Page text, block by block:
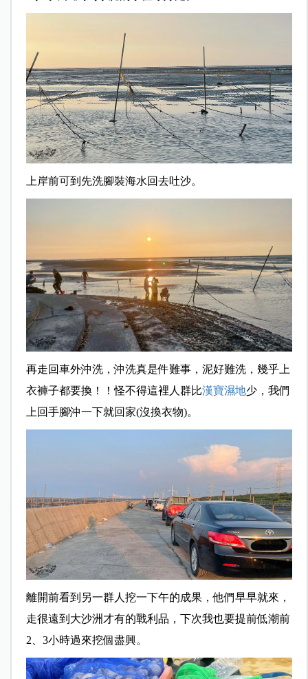
上岸前可到先洗腳裝海水回去吐沙。
再走回車外沖洗，沖洗真是件難事，泥好難洗，幾乎上
衣褲子都要換！！怪不得這裡人群比漢寶濕地少，我們
上回手腳沖一下就回家(沒換衣物)。
離開前看到另一群人挖一下午的成果，他們早早就來，
走很遠到大沙洲才有的戰利品，下次我也要提前低潮前
2、3小時過來挖個盡興。